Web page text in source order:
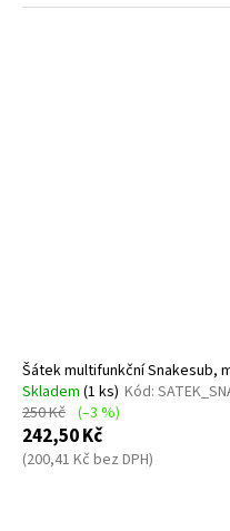
Šátek multifunkční Snakesub,
Skladem (1 ks) Kód:
250 Kč (–3 %)
242,50 Kč
(200,41 Kč bez DPH)